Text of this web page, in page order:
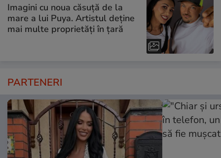
Imagini cu noua căsuță de la
mare a lui Puya. Artistul deține
mai multe proprietăți în țară
PARTENERI